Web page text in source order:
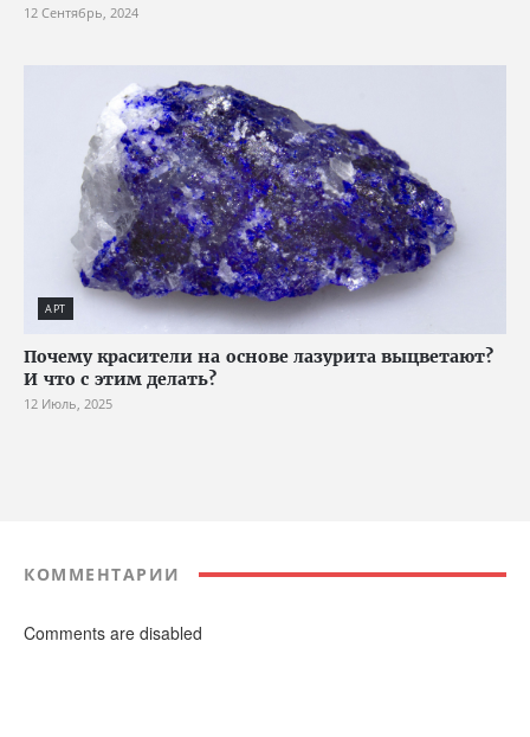
12 Сентябрь, 2024
АРТ
Почему красители на основе лазурита выцветают?
И что с этим делать?
12 Июль, 2025
КОММЕНТАРИИ
Comments are disabled